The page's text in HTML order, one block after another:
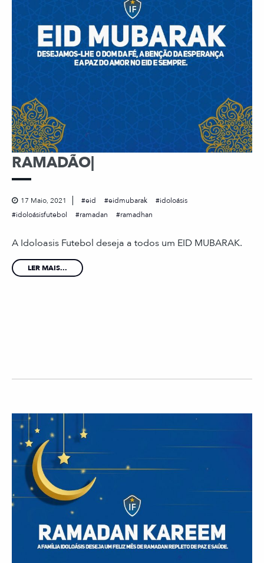
RAMADÃO|
17 Maio, 2021 eid eidmubarak
idoloásis
idoloásisfutebol
ramadan ramadhan
A Idoloasis Futebol deseja a todos um EID MUBARAK.
LER MAIS...